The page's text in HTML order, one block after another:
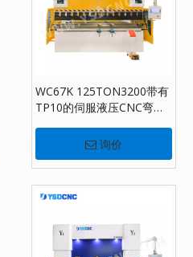
WC67K 125TON3200带有
TP10的伺服液压CNC弯曲
询价